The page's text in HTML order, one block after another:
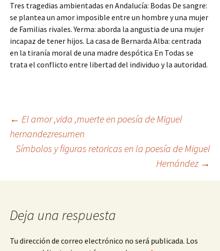
Tres tragedias ambientadas en Andalucía: Bodas De sangre:
se plantea un amor imposible entre un hombre y una mujer
de Familias rivales. Yerma: aborda la angustia de una mujer
incapaz de tener hijos. La casa de Bernarda Alba: centrada
en la tiranía moral de una madre despótica En Todas se
trata el conflicto entre libertad del individuo y la autoridad.
Navegación
de
entradas
← El amor ,vida ,muerte en poesía de Miguel
hernandezresumen
Símbolos y figuras retoricas en la poesía de Miguel
Hernández →
Deja una respuesta
Tu dirección de correo electrónico no será publicada. Los